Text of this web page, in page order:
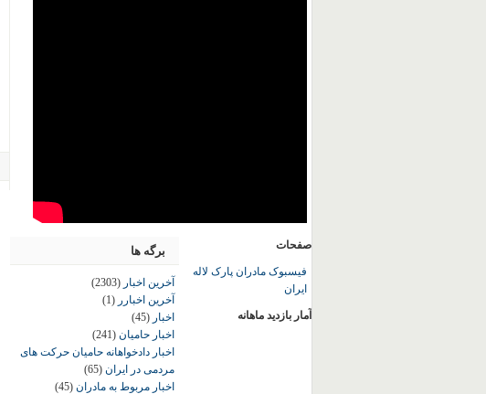
برگه ها
آخرین اخبار (2303)
آخرین اخبارر (1)
اخبار (45)
اخبار حامیان (241)
اخبار دادخواهانه حامیان حرکت های
مردمی در ایران (65)
اخبار مربوط به مادران (45)
صفحات
فیسبوک مادران پارک لاله
ایران
آمار بازدید ماهانه